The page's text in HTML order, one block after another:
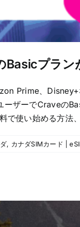
プラン
Prime、
ザーでCraveの
で使い始める方
, カナダSIMカード |